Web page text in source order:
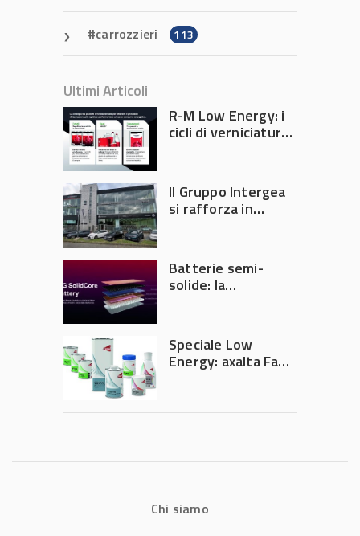
carrozzieri 113
Ultimi Articoli
R-M Low Energy: i
cicli di verniciatura
tempi e costi in
carrozzeria
Il Gruppo Intergea
si rafforza in
Batterie semi-
solide: la
accelerare la
rivoluzione
dell’auto elettrica
Speciale Low
Energy: axalta Fast
riduce consumi
produttività in
Chi siamo